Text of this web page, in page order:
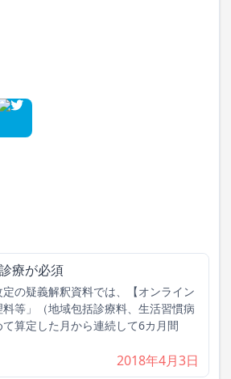
療が必須
の疑義解釈資料では、【オンライン
等」（地域包括診療料、生活習慣病
算定した月から連続して6カ月間
2018年4月3日